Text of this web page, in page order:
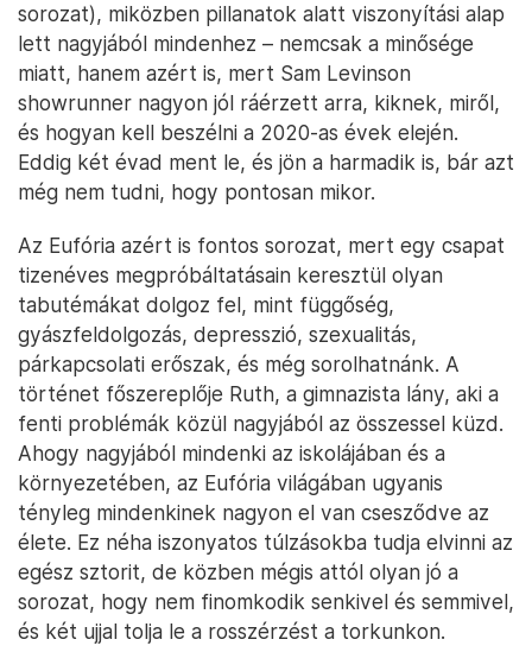
sorozat), miközben pillanatok alatt viszonyítási alap
lett nagyjából mindenhez – nemcsak a minősége
miatt, hanem azért is, mert Sam Levinson
showrunner nagyon jól ráérzett arra, kiknek, miről,
és hogyan kell beszélni a 2020-as évek elején.
Eddig két évad ment le, és jön a harmadik is, bár azt
még nem tudni, hogy pontosan mikor.
Az Eufória azért is fontos sorozat, mert egy csapat
tizenéves megpróbáltatásain keresztül olyan
tabutémákat dolgoz fel, mint függőség,
gyászfeldolgozás, depresszió, szexualitás,
párkapcsolati erőszak, és még sorolhatnánk. A
történet főszereplője Ruth, a gimnazista lány, aki a
fenti problémák közül nagyjából az összessel küzd.
Ahogy nagyjából mindenki az iskolájában és a
környezetében, az Eufória világában ugyanis
tényleg mindenkinek nagyon el van csesződve az
élete. Ez néha iszonyatos túlzásokba tudja elvinni az
egész sztorit, de közben mégis attól olyan jó a
sorozat, hogy nem finomkodik senkivel és semmivel,
és két ujjal tolja le a rosszérzést a torkunkon.